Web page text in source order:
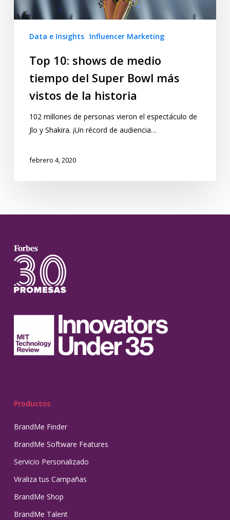
Data e Insights Influencer Marketing
Top 10: shows de medio
tiempo del Super Bowl más
vistos de la historia
102 millones de personas vieron el espectáculo de
Jlo y Shakira. ¡Un récord de audiencia…
febrero 4, 2020
Productos
BrandMe Finder
BrandMe Software Features
Servicio Personalizado
Viraliza tus Campañas
BrandMe Shop
BrandMe Talent